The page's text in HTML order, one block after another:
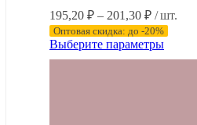
195,20 ₽ – 201,30 ₽Диапазон
цен:
195,20 ₽
–
/ шт.
Оптовая скидка: до -20%
Выберите параметрыЭтот
товар